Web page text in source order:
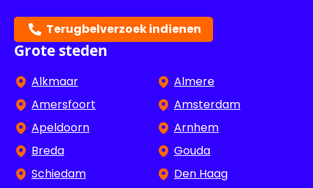
Terugbelverzoek indienen
Grote steden
Alkmaar
Almere
Amersfoort
Amsterdam
Apeldoorn
Arnhem
Breda
Gouda
Schiedam
Den Haag